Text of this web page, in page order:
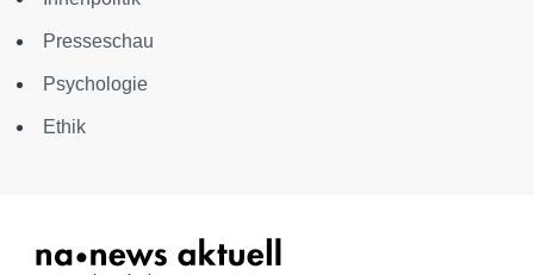
Presseschau
Psychologie
Ethik